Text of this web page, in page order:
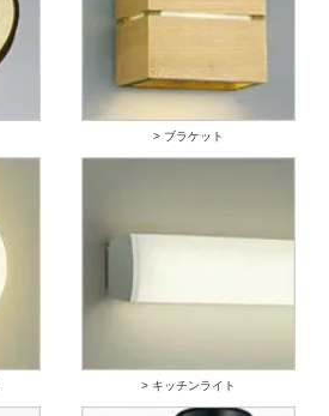
> ブラケット
> キッチンライト